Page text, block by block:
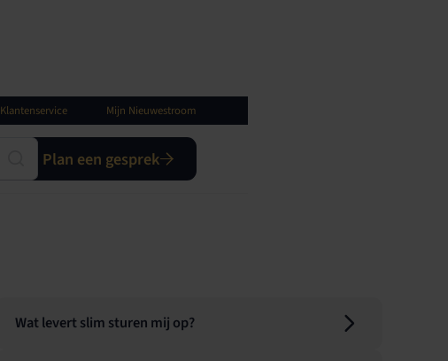
Klantenservice Mijn Nieuwestroom
Plan een gesprek
Wat levert slim sturen mij op?